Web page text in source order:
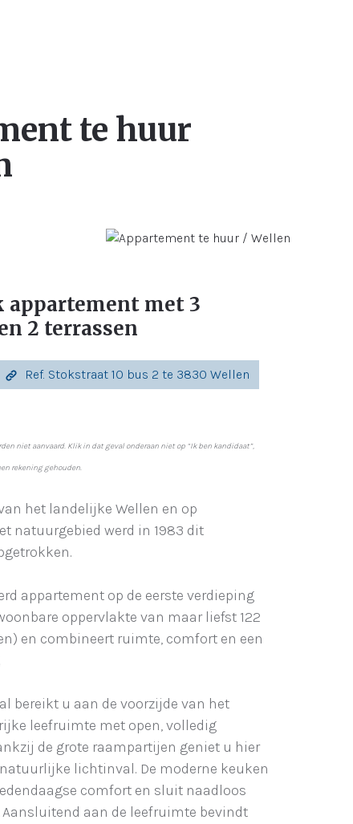
te huur
met 3
2 terrassen
Ref. Stokstraat 10 bus 2 te 3830 Wellen
niet aanvaard. Klik in dat geval onderaan niet op “Ik ben kandidaat”,
rekening gehouden.
het landelijke Wellen en op
natuurgebied werd in 1983 dit
appartement op de eerste verdieping
oppervlakte van maar liefst 122
en combineert ruimte, comfort en een
bereikt u aan de voorzijde van het
leefruimte met open, volledig
de grote raampartijen geniet u hier
lichtinval. De moderne keuken
comfort en sluit naadloos
aan de leefruimte bevindt